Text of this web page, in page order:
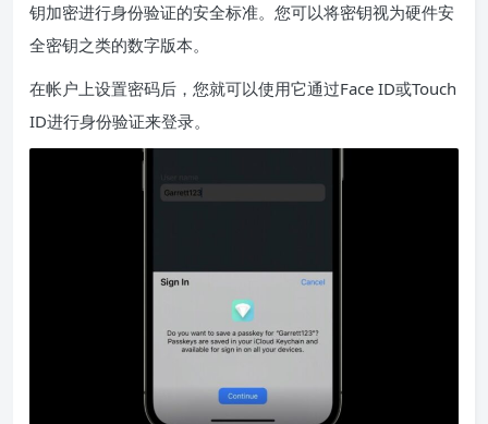
钥加密进行身份验证的安全标准。您可以将密钥视为硬件安
全密钥之类的数字版本。
在帐户上设置密码后，您就可以使用它通过Face ID或Touch
ID进行身份验证来登录。